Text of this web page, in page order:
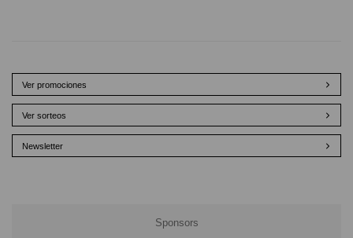
Ver promociones
Ver sorteos
Newsletter